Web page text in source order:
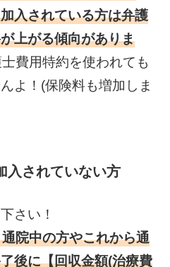
入されている方は弁護
上がる傾向がありま
費用特約を使われても
よ！(保険料も増加しま
されていない方
さい！
院中の方やこれから通
後に【回収金額(治療費